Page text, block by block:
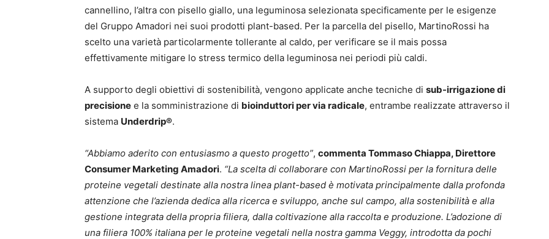
cannellino, l’altra con pisello giallo, una leguminosa selezionata specificamente per le esigenze
del Gruppo Amadori nei suoi prodotti plant-based. Per la parcella del pisello, MartinoRossi ha
scelto una varietà particolarmente tollerante al caldo, per verificare se il mais possa
effettivamente mitigare lo stress termico della leguminosa nei periodi più caldi.
A supporto degli obiettivi di sostenibilità, vengono applicate anche tecniche di sub-irrigazione di
precisione e la somministrazione di bioinduttori per via radicale, entrambe realizzate attraverso il
sistema Underdrip®.
“Abbiamo aderito con entusiasmo a questo progetto”, commenta Tommaso Chiappa, Direttore
Consumer Marketing Amadori. “La scelta di collaborare con MartinoRossi per la fornitura delle
proteine vegetali destinate alla nostra linea plant-based è motivata principalmente dalla profonda
attenzione che l’azienda dedica alla ricerca e sviluppo, anche sul campo, alla sostenibilità e alla
gestione integrata della propria filiera, dalla coltivazione alla raccolta e produzione. L’adozione di
una filiera 100% italiana per le proteine vegetali nella nostra gamma Veggy, introdotta da pochi